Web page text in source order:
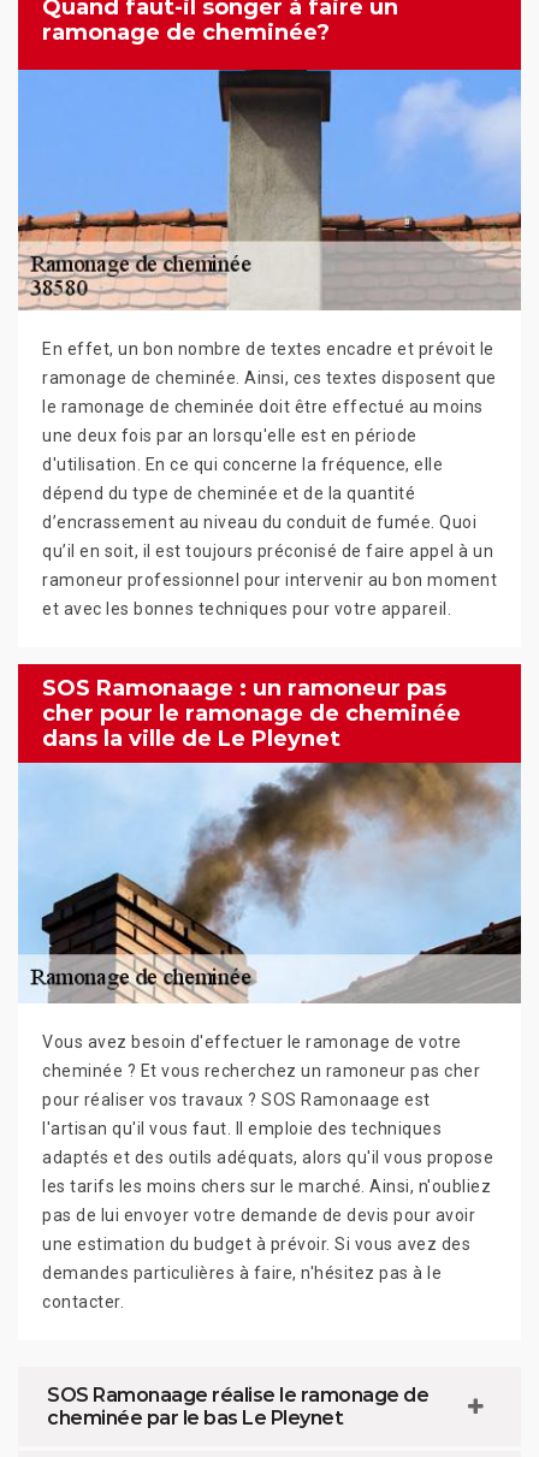
Quand faut-il songer à faire un
ramonage de cheminée?
En effet, un bon nombre de textes encadre et prévoit le
ramonage de cheminée. Ainsi, ces textes disposent que
le ramonage de cheminée doit être effectué au moins
une deux fois par an lorsqu'elle est en période
d'utilisation. En ce qui concerne la fréquence, elle
dépend du type de cheminée et de la quantité
d’encrassement au niveau du conduit de fumée. Quoi
qu’il en soit, il est toujours préconisé de faire appel à un
ramoneur professionnel pour intervenir au bon moment
et avec les bonnes techniques pour votre appareil.
SOS Ramonaage : un ramoneur pas
cher pour le ramonage de cheminée
dans la ville de Le Pleynet
Vous avez besoin d'effectuer le ramonage de votre
cheminée ? Et vous recherchez un ramoneur pas cher
pour réaliser vos travaux ? SOS Ramonaage est
l'artisan qu'il vous faut. Il emploie des techniques
adaptés et des outils adéquats, alors qu'il vous propose
les tarifs les moins chers sur le marché. Ainsi, n'oubliez
pas de lui envoyer votre demande de devis pour avoir
une estimation du budget à prévoir. Si vous avez des
demandes particulières à faire, n'hésitez pas à le
contacter.
SOS Ramonaage réalise le ramonage de
cheminée par le bas Le Pleynet